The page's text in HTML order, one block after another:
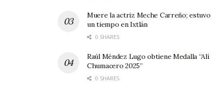
Muere la actriz Meche Carreño; estuvo
un tiempo en Ixtlán
0 SHARES
Raúl Méndez Lugo obtiene Medalla “Alí
Chumacero 2025”
0 SHARES